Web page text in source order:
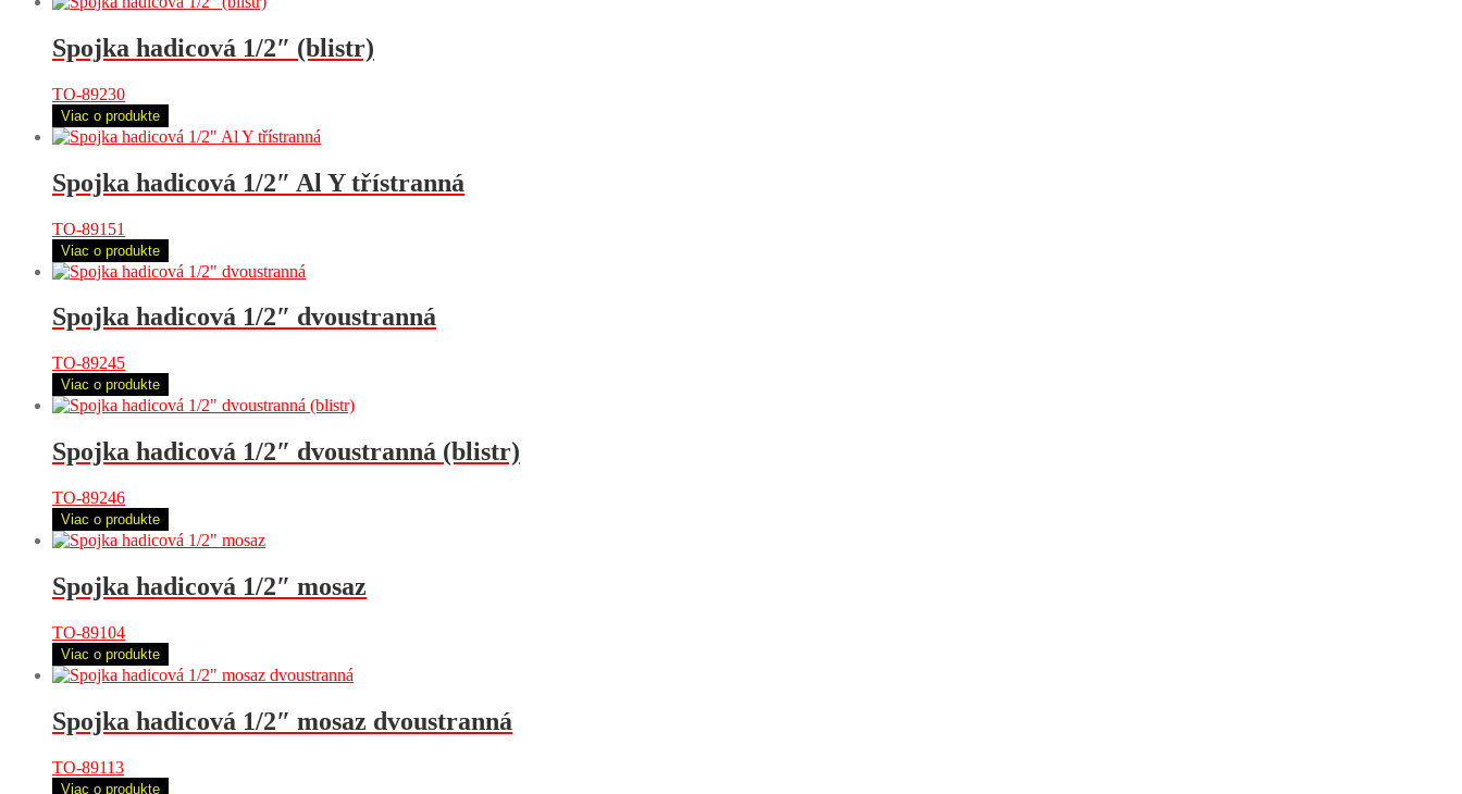
Spojka hadicová 1/2″ (blistr)
TO-89230
Viac o produkte
Spojka hadicová 1/2″ Al Y třístranná
TO-89151
Viac o produkte
Spojka hadicová 1/2″ dvoustranná
TO-89245
Viac o produkte
Spojka hadicová 1/2″ dvoustranná (blistr)
TO-89246
Viac o produkte
Spojka hadicová 1/2″ mosaz
TO-89104
Viac o produkte
Spojka hadicová 1/2″ mosaz dvoustranná
TO-89113
Viac o produkte